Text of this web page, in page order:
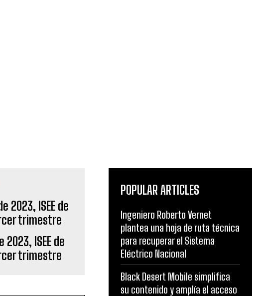
ISEE de
trimestre
POPULAR ARTICLES
Ingeniero Roberto Vernet
plantea una hoja de ruta técnica
para recuperar el Sistema
Eléctrico Nacional
Black Desert Mobile simplifica
su contenido y amplía el acceso